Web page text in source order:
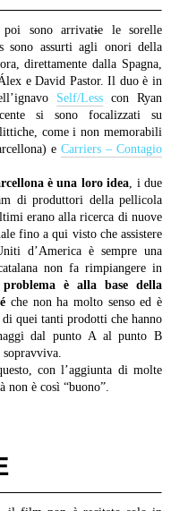
sono arrivatie le sorelle
sono assurti agli onori della
direttamente dalla Spagna,
e David Pastor. Il duo è in
Self/Less con Ryan
si sono focalizzati su
come i non memorabili
e Carriers – Contagio
è una loro idea, i due
di produttori della pellicola
erano alla ricerca di nuove
fino a qui visto che assistere
d’America è sempre una
non fa rimpiangere in
è alla base della
che non ha molto senso ed è
quei tanti prodotti che hanno
dal punto A al punto B
con l’aggiunta di molte
non è così “buono”.